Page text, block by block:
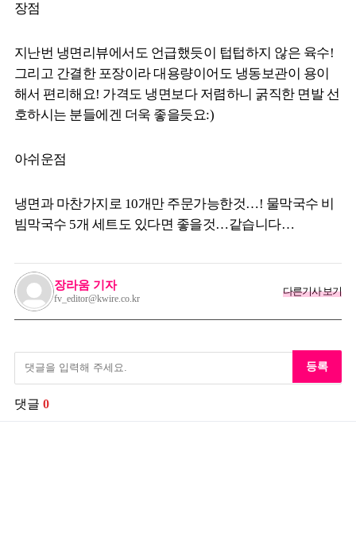
장점
지난번 냉면리뷰에서도 언급했듯이 텁텁하지 않은 육수!
그리고 간결한 포장이라 대용량이어도 냉동보관이 용이
해서 편리해요! 가격도 냉면보다 저렴하니 굵직한 면발 선
호하시는 분들에겐 더욱 좋을듯요:)
아쉬운점
냉면과 마찬가지로 10개만 주문가능한것…! 물막국수 비
빔막국수 5개 세트도 있다면 좋을것…같습니다…
장라움 기자
fv_editor@kwire.co.kr
다른기사 보기
등록
댓글 0